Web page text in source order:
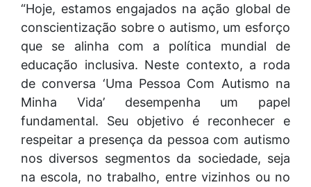
“Hoje, estamos engajados na ação global de
conscientização sobre o autismo, um esforço
que se alinha com a política mundial de
educação inclusiva. Neste contexto, a roda
de conversa ‘Uma Pessoa Com Autismo na
Minha Vida’ desempenha um papel
fundamental. Seu objetivo é reconhecer e
respeitar a presença da pessoa com autismo
nos diversos segmentos da sociedade, seja
na escola, no trabalho, entre vizinhos ou no